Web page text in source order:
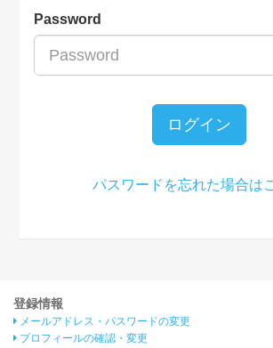
Password
ログイン
パスワードを忘れた場合は
登録情報
メールアドレス・パスワードの変更
プロフィールの確認・変更